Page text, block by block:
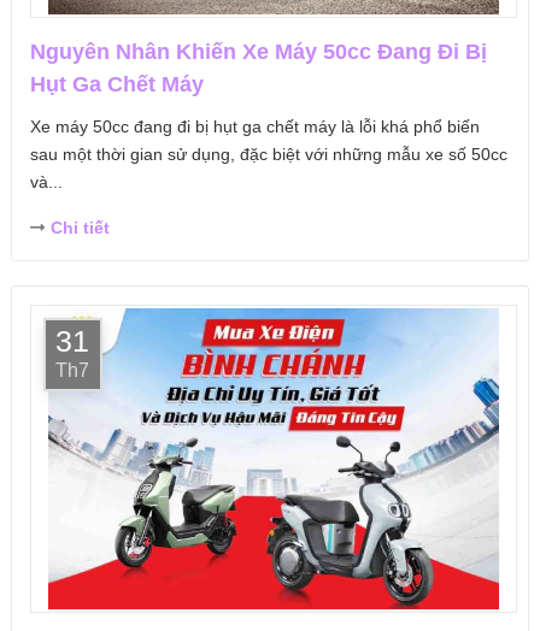
Nguyên Nhân Khiến Xe Máy 50cc Đang Đi Bị
Hụt Ga Chết Máy
Xe máy 50cc đang đi bị hụt ga chết máy là lỗi khá phổ biến
sau một thời gian sử dụng, đặc biệt với những mẫu xe số 50cc
và...
Chi tiết
31
Th7